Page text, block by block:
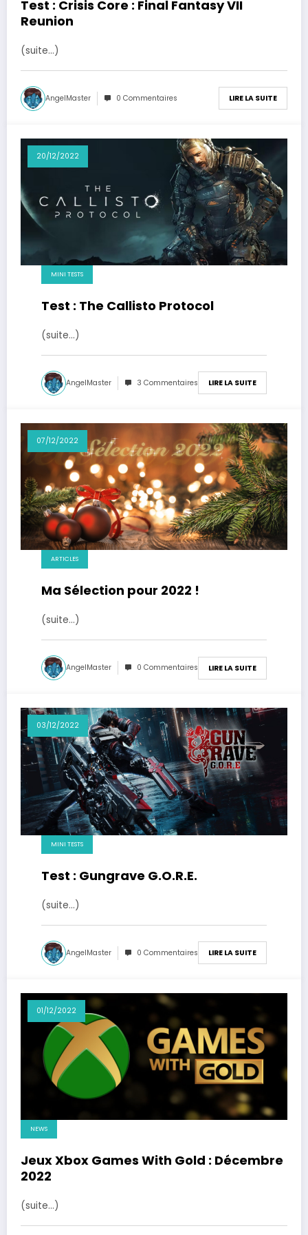
Test : Crisis Core : Final Fantasy VII
Reunion
(suite…)
AngelMaster 0 Commentaires LIRE LA SUITE
20/12/2022
MINI TESTS
Test : The Callisto Protocol
(suite…)
AngelMaster 3 Commentaires LIRE LA SUITE
07/12/2022
ARTICLES
Ma Sélection pour 2022 !
(suite…)
AngelMaster 0 Commentaires LIRE LA SUITE
03/12/2022
MINI TESTS
Test : Gungrave G.O.R.E.
(suite…)
AngelMaster 0 Commentaires LIRE LA SUITE
01/12/2022
NEWS
Jeux Xbox Games With Gold : Décembre
2022
(suite…)